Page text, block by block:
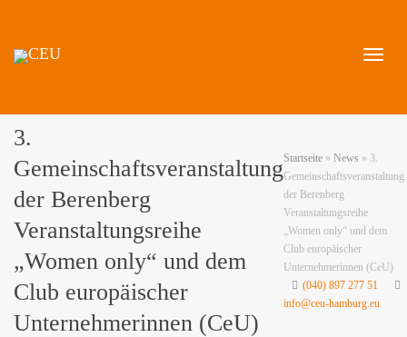
3.
Gemeinschaftsveranstaltung
der Berenberg
Veranstaltungsreihe
„Women only“ und dem
Club europäischer
Unternehmerinnen (CeU)
Startseite » News » 3.
Gemeinschaftsveranstaltung
der Berenberg
Veranstaltungsreihe
„Women only“ und dem
Club europäischer
Unternehmerinnen (CeU)
(040) 897 277 51
info@ceu-hamburg.eu